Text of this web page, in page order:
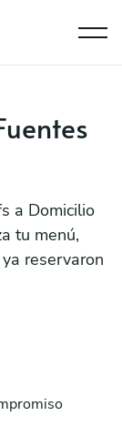
a Domicilio
tu menú,
reservaron